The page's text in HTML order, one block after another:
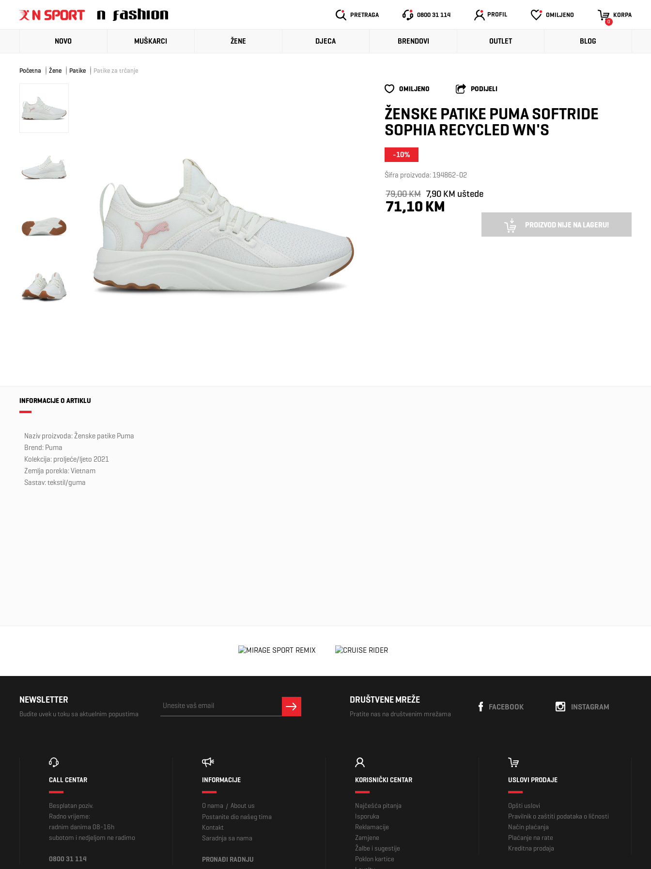
PRETRAGA 0800 31 114 PROFIL OMILJENO KORPA
0
NOVO MUŠKARCI ŽENE DJECA BRENDOVI OUTLET BLOG
Početna Žene Patike Patike za trčanje
OMILJENO PODIJELI
ŽENSKE PATIKE PUMA SOFTRIDE
SOPHIA RECYCLED WN'S
-10%
Šifra proizvoda: 194862-02
79,00 KM 7,90 KM uštede
71,10 KM
PROIZVOD NIJE NA LAGERU!
INFORMACIJE O ARTIKLU
Naziv proizvoda: Ženske patike Puma
Brend: Puma
Kolekcija: proljeće/ljeto 2021
Zemlja porekla: Vietnam
Sastav: tekstil/guma
NEWSLETTER
Budite uvek u toku sa aktuelnim popustima
DRUŠTVENE MREŽE
Pratite nas na društvenim mrežama
INSTAGRAM
FACEBOOK
CALL CENTAR
Besplatan poziv.
Radno vrijeme:
radnim danima 08-16h
subotom i nedjeljom ne radimo
0800 31 114
INFORMACIJE
O nama / About us
Postanite dio našeg tima
Kontakt
Saradnja sa nama
PRONAĐI RADNJU
KORISNIČKI CENTAR
Najčešća pitanja
Isporuka
Reklamacije
Zamjene
Žalbe i sugestije
Poklon kartice
USLOVI PRODAJE
Opšti uslovi
Pravilnik o zaštiti podataka o ličnosti
Način plaćanja
Plaćanje na rate
Kreditna prodaja